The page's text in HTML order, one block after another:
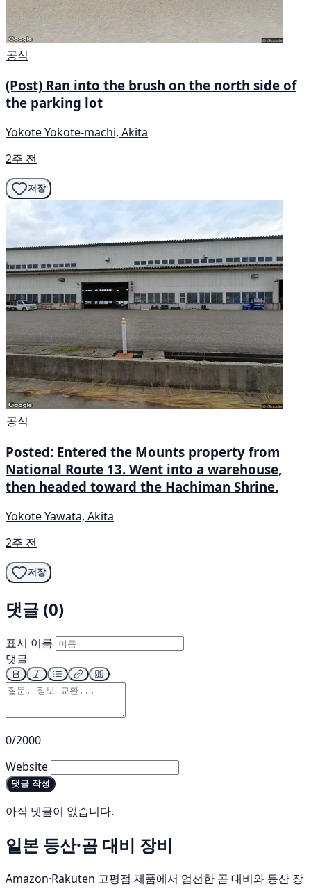
공식
(Post) Ran into the brush on the north side of
the parking lot
Yokote Yokote-machi, Akita
2주 전
저장
공식
Posted: Entered the Mounts property from
National Route 13. Went into a warehouse,
then headed toward the Hachiman Shrine.
Yokote Yawata, Akita
2주 전
저장
댓글 (0)
표시 이름
댓글
0/2000
Website
댓글 작성
아직 댓글이 없습니다.
일본 등산·곰 대비 장비
Amazon·Rakuten 고평점 제품에서 엄선한 곰 대비와 등산 장